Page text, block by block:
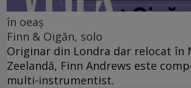
în oeaș
Finn & Oigăn, solo
Originar din Londra dar relocat în
Zeelandă, Finn Andrews este
multi-instrumentist.